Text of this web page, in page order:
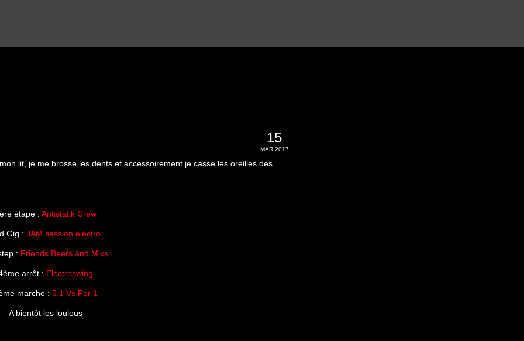
15
MAR 2017
lit, je me brosse les dents et accessoirement je casse les oreilles des
étape : Antistatik Crew
Gig :JAM session electro
: Friends Beers and Mixs
arrêt : Electroswing
marche : 5.1 Vs For’1
A bientôt les loulous